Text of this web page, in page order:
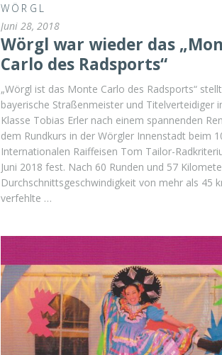
WÖRGL
Juni 28, 2018
Wörgl war wieder das
Carlo des Radsports“
„Wörgl ist das Monte Carlo des Radsports“
bayerische Straßenmeister und Titelverteidiger
Klasse Tobias Erler nach einem spannenden
dem Rundkurs in der Wörgler Innenstadt beim
Internationalen Raiffeisen Tom Tailor-
Juni 2018 fest. Nach 60 Runden und 57
Durchschnittsgeschwindigkeit von mehr als 45
verfehlte …